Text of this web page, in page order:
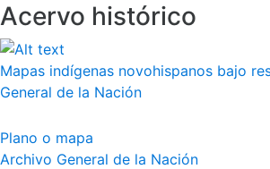
Acervo histórico
Mapas indígenas novohispanos bajo
General de la Nación
Plano o mapa
Archivo General de la Nación